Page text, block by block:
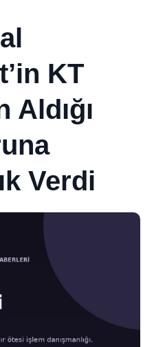
KT
Aldığı
Verdi